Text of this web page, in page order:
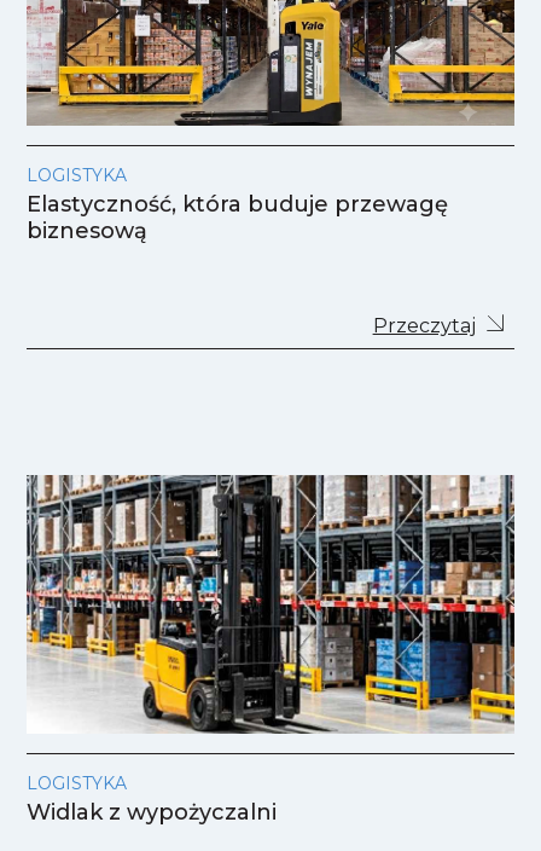
LOGISTYKA
Elastyczność, która buduje przewagę
biznesową
Przeczytaj
LOGISTYKA
Widlak z wypożyczalni